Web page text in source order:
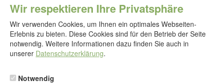
Wir respektieren Ihre Privatsphäre
Wir verwenden Cookies, um Ihnen ein optimales Webseiten-
Erlebnis zu bieten. Diese Cookies sind für den Betrieb der Seite
notwendig. Weitere Informationen dazu finden Sie auch in
unserer Datenschutzerklärung.
Notwendig
Folgen